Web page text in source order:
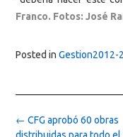
Franco. Fotos: José
Posted in Gestion2012-
Post
navigation
← CFG aprobó 60 obras
distribuidas para todo el